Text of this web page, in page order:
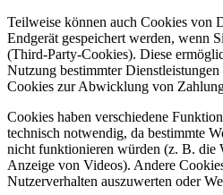
Teilweise können auch Cookies von
Endgerät gespeichert werden, wenn
(Third-Party-Cookies). Diese
Nutzung bestimmter
Cookies zur Abwicklung von
Cookies haben verschiedene
technisch notwendig, da bestimmte
nicht funktionieren würden (z. B. die
Anzeige von Videos). Andere
Nutzerverhalten auszuwerten oder